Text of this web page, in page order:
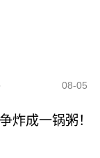
08-05
炸成一锅粥！